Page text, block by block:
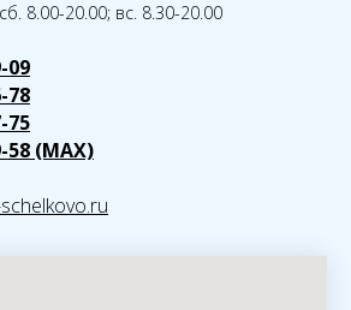
8.00-20.00; вс. 8.30-20.00
09
78
75
58 (MAX)